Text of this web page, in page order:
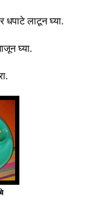
धपाटे लाटून घ्या.
घ्या.
.